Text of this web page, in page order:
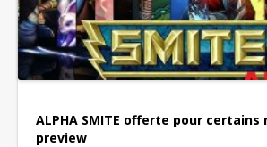
ALPHA SMITE offerte pour certains
preview